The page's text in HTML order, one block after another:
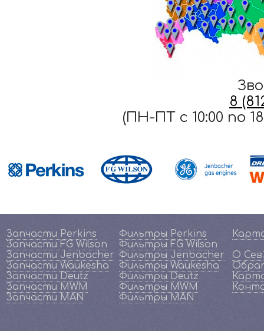
8
(ПН-ПТ c 10:00 по
Запчасти Perkins
Запчасти FG Wilson
Запчасти Jenbacher
Запчасти Waukesha
Запчасти Deutz
Запчасти MWM
Запчасти MAN
Фильтры Perkins
Фильтры FG Wilson
Фильтры Jenbacher
Фильтры Waukesha
Фильтры Deutz
Фильтры MWM
Фильтры MAN
О